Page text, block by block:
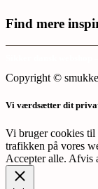
Find mere
Copyright ©
Vi værdsætter dit
Vi bruger cookies til
trafikken på vores
Accepter alle. Afvis